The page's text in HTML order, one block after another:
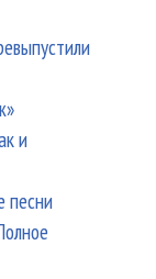
и
песни